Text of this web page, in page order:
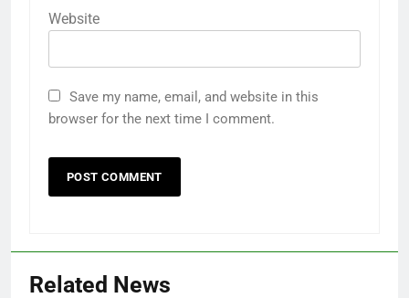
Website
Save my name, email, and website in this
browser for the next time I comment.
Related News